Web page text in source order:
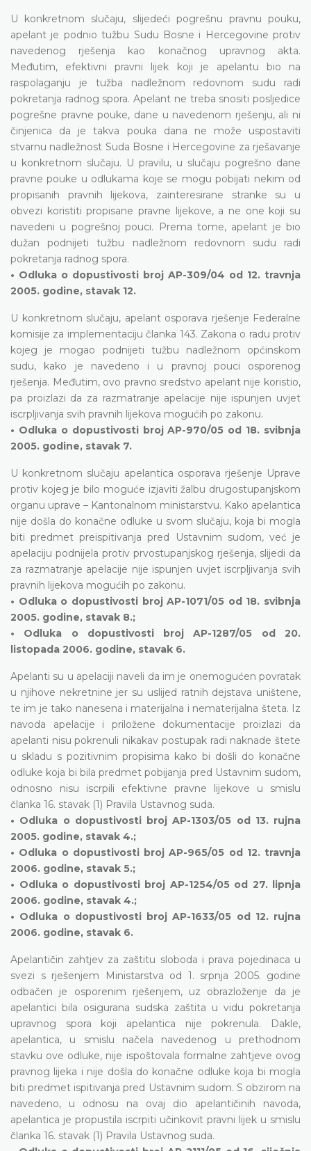
U konkretnom slučaju, slijedeći pogrešnu pravnu pouku,
apelant je podnio tužbu Sudu Bosne i Hercegovine protiv
navedenog rješenja kao konačnog upravnog akta.
Međutim, efektivni pravni lijek koji je apelantu bio na
raspolaganju je tužba nadležnom redovnom sudu radi
pokretanja radnog spora. Apelant ne treba snositi posljedice
pogrešne pravne pouke, dane u navedenom rješenju, ali ni
činjenica da je takva pouka dana ne može uspostaviti
stvarnu nadležnost Suda Bosne i Hercegovine za rješavanje
u konkretnom slučaju. U pravilu, u slučaju pogrešno dane
pravne pouke u odlukama koje se mogu pobijati nekim od
propisanih pravnih lijekova, zainteresirane stranke su u
obvezi koristiti propisane pravne lijekove, a ne one koji su
navedeni u pogrešnoj pouci. Prema tome, apelant je bio
dužan podnijeti tužbu nadležnom redovnom sudu radi
pokretanja radnog spora.
• Odluka o dopustivosti broj AP-309/04 od 12. travnja
2005. godine, stavak 12.
U konkretnom slučaju, apelant osporava rješenje Federalne
komisije za implementaciju članka 143. Zakona o radu protiv
kojeg je mogao podnijeti tužbu nadležnom općinskom
sudu, kako je navedeno i u pravnoj pouci osporenog
rješenja. Međutim, ovo pravno sredstvo apelant nije koristio,
pa proizlazi da za razmatranje apelacije nije ispunjen uvjet
iscrpljivanja svih pravnih lijekova mogućih po zakonu.
• Odluka o dopustivosti broj AP-970/05 od 18. svibnja
2005. godine, stavak 7.
U konkretnom slučaju apelantica osporava rješenje Uprave
protiv kojeg je bilo moguće izjaviti žalbu drugostupanjskom
organu uprave – Kantonalnom ministarstvu. Kako apelantica
nije došla do konačne odluke u svom slučaju, koja bi mogla
biti predmet preispitivanja pred Ustavnim sudom, već je
apelaciju podnijela protiv prvostupanjskog rješenja, slijedi da
za razmatranje apelacije nije ispunjen uvjet iscrpljivanja svih
pravnih lijekova mogućih po zakonu.
• Odluka o dopustivosti broj AP-1071/05 od 18. svibnja
2005. godine, stavak 8.;
• Odluka o dopustivosti broj AP-1287/05 od 20.
listopada 2006. godine, stavak 6.
Apelanti su u apelaciji naveli da im je onemogućen povratak
u njihove nekretnine jer su uslijed ratnih dejstava uništene,
te im je tako nanesena i materijalna i nematerijalna šteta. Iz
navoda apelacije i priložene dokumentacije proizlazi da
apelanti nisu pokrenuli nikakav postupak radi naknade štete
u skladu s pozitivnim propisima kako bi došli do konačne
odluke koja bi bila predmet pobijanja pred Ustavnim sudom,
odnosno nisu iscrpili efektivne pravne lijekove u smislu
članka 16. stavak (1) Pravila Ustavnog suda.
• Odluka o dopustivosti broj AP-1303/05 od 13. rujna
2005. godine, stavak 4.;
• Odluka o dopustivosti broj AP-965/05 od 12. travnja
2006. godine, stavak 5.;
• Odluka o dopustivosti broj AP-1254/05 od 27. lipnja
2006. godine, stavak 4.;
• Odluka o dopustivosti broj AP-1633/05 od 12. rujna
2006. godine, stavak 6.
Apelantičin zahtjev za zaštitu sloboda i prava pojedinaca u
svezi s rješenjem Ministarstva od 1. srpnja 2005. godine
odbačen je osporenim rješenjem, uz obrazloženje da je
apelantici bila osigurana sudska zaštita u vidu pokretanja
upravnog spora koji apelantica nije pokrenula. Dakle,
apelantica, u smislu načela navedenog u prethodnom
stavku ove odluke, nije ispoštovala formalne zahtjeve ovog
pravnog lijeka i nije došla do konačne odluke koja bi mogla
biti predmet ispitivanja pred Ustavnim sudom. S obzirom na
navedeno, u odnosu na ovaj dio apelantičinih navoda,
apelantica je propustila iscrpiti učinkovit pravni lijek u smislu
članka 16. stavak (1) Pravila Ustavnog suda.